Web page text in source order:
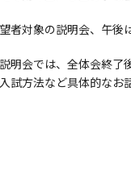
者対象の説明会、午後
明会では、全体会終了
試方法など具体的なお